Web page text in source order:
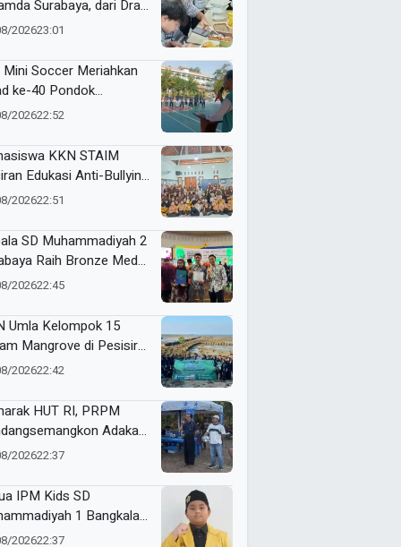
Surabaya, dari Draf
hingga Lahirkan Modul
202623:01
Mini Soccer Meriahkan
ke-40 Pondok
Al-Ishlah
202622:52
KKN STAIM
Edukasi Anti-Bullying
Tamanprijek,
202622:51
SD Muhammadiyah 2
Raih Bronze Medal
Award 2026
202622:45
Umla Kelompok 15
Mangrove di Pesisir
Dorong Warga Jaga
202622:42
HUT RI, PRPM
Adakan
Kemerdekaan 2026
202622:37
IPM Kids SD
1 Bangkalan
Gold Medal ME Award
202622:37